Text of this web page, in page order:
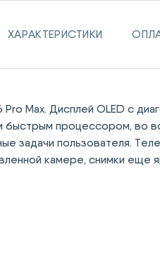
ХАРАКТЕРИСТИКИ
Max. Дисплей OLED с
процессором, во
задачи пользователя.
камере, снимки еще